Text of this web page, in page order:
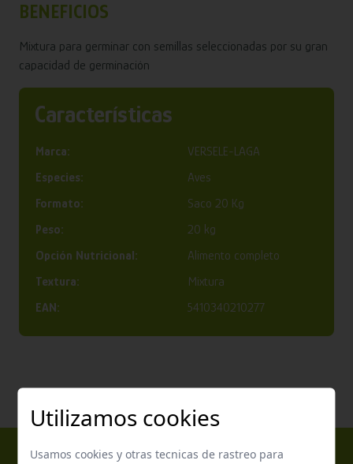
BENEFICIOS
Mixtura para germinar con semillas seleccionadas por su gran
capacidad de germinación
Características
Marca:
VERSELE-LAGA
Especies:
Aves
Formato:
Saco 20 Kg
Peso:
20 kg
Opción Nutricional:
Alimento completo
Textura:
Mixtura
EAN:
5410340210277
Utilizamos cookies
Usamos cookies y otras tecnicas de rastreo para